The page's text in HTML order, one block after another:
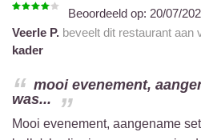
Beoordeeld op: 20/07/
Veerle P. beveelt dit restaurant aan
kader
mooi evenement,
was...
Mooi evenement, aangename